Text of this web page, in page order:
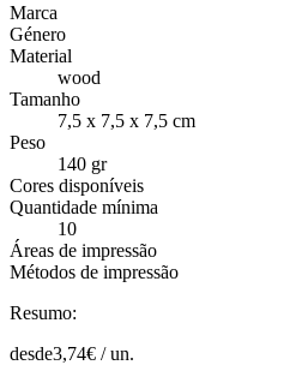
Marca
Género
Material
wood
Tamanho
7,5 x 7,5 x 7,5 cm
Peso
140 gr
Cores disponíveis
Quantidade mínima
10
Áreas de impressão
Métodos de impressão
Resumo:
desde3,74€ /un.